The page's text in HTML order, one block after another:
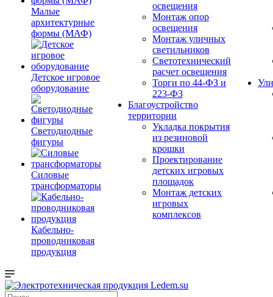
Малые
архитектурные
формы (МАФ)
Детское игровое
оборудование
Светодиодные
фигуры
Силовые
трансформаторы
Кабельно-
проводниковая
продукция
освещения
Монтаж опор
освещения
Монтаж уличных
светильников
Светотехнический
расчет освещения
Торги по 44-ФЗ и
223-ФЗ
Благоустройство
территории
Укладка покрытия
из резиновой
крошки
Проектирование
детских игровых
площадок
Монтаж детских
игровых
комплексов